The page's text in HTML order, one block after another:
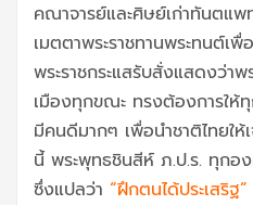
คณาจารย์และศิษย์เก่าทันตแ
เมตตาพระราชทานพระทนต์เ
พระราชกระแสรับสั่งแสดงว่า
เมืองทุกขณะ ทรงต้องการให้
มีคนดีมากๆ เพื่อนำชาติไทยใ
นี้ พระพุทธชินสีห์ ภ.ป.ร. ทุกอ
ซึ่งแปลว่า “ฝึกตนได้ประเสริฐ”